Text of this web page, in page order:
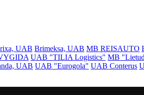
UAB Brimeksa, UAB MB REISAUTO
UAB "TILIA Logistics" MB
UAB UAB "Eurogola" UAB Conterus